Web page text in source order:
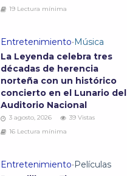
19 Lectura mínima
Entretenimiento•Música
La Leyenda celebra tres
décadas de herencia
norteña con un histórico
concierto en el Lunario del
Auditorio Nacional
3 agosto, 2026
39 Vistas
16 Lectura mínima
Entretenimiento•Películas